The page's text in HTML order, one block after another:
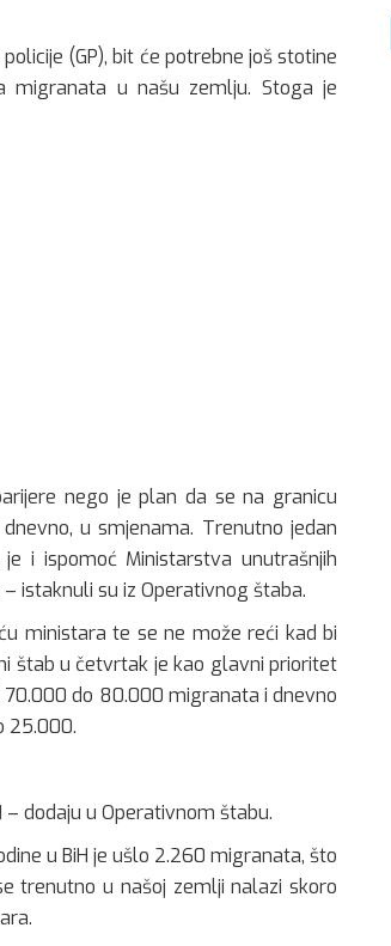
(GP), bit će potrebne još stotine
migranata u našu zemlju. Stoga je
nego je plan da se na granicu
u smjenama. Trenutno jedan
i ispomoć Ministarstva unutrašnjih
istaknuli su iz Operativnog štaba.
ministara te se ne može reći kad bi
štab u četvrtak je kao glavni prioritet
70.000 do 80.000 migranata i dnevno
25.000.
dodaju u Operativnom štabu.
u BiH je ušlo 2.260 migranata, što
trenutno u našoj zemlji nalazi skoro